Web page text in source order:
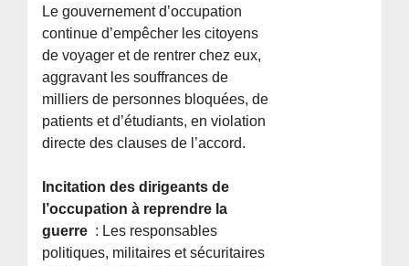
Le gouvernement d’occupation
continue d’empêcher les citoyens
de voyager et de rentrer chez eux,
aggravant les souffrances de
milliers de personnes bloquées, de
patients et d’étudiants, en violation
directe des clauses de l’accord.
Incitation des dirigeants de
l’occupation à reprendre la
guerre : Les responsables
politiques, militaires et sécuritaires